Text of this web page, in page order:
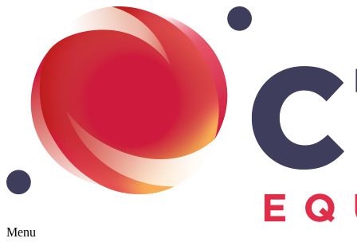
Menu